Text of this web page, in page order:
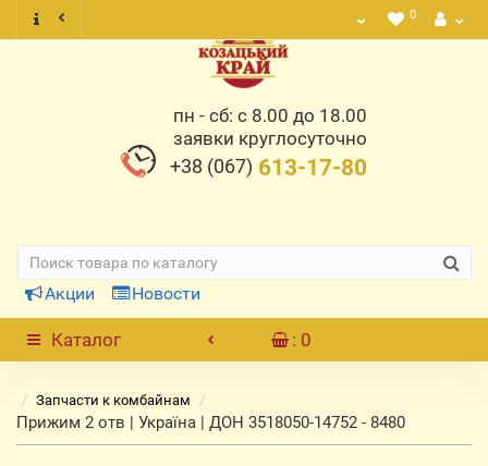
0
пн - сб: с 8.00 до 18.00
заявки круглосуточно
+38 (067) 613-17-80
Акции Новости
Каталог : 0
Запчасти к комбайнам
Прижим 2 отв | Україна | ДОН 3518050-14752 - 8480